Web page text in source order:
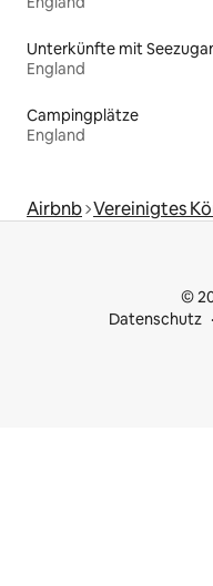
Unterkünfte mit
England
Campingplätze
England
Airbnb Vereinigtes
©
Datenschutz